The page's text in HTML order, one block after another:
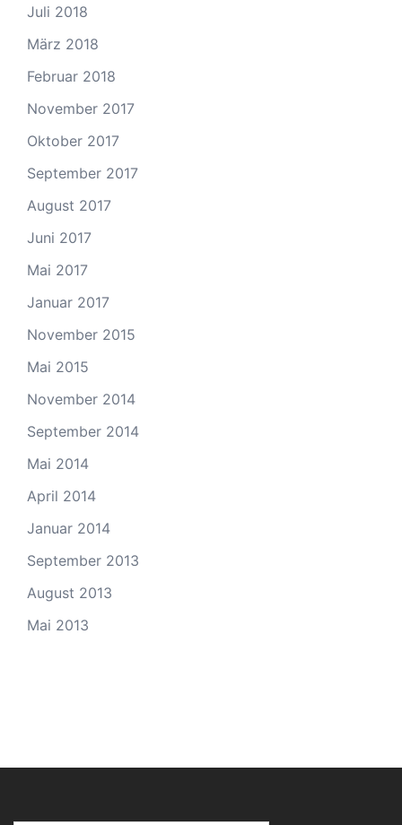
Juli 2018
März 2018
Februar 2018
November 2017
Oktober 2017
September 2017
August 2017
Juni 2017
Mai 2017
Januar 2017
November 2015
Mai 2015
November 2014
September 2014
Mai 2014
April 2014
Januar 2014
September 2013
August 2013
Mai 2013